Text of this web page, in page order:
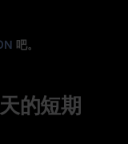
吧。
的短期